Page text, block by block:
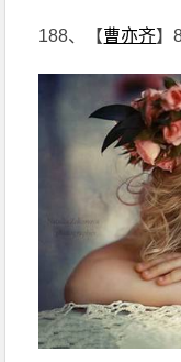
188、【曹亦齐】